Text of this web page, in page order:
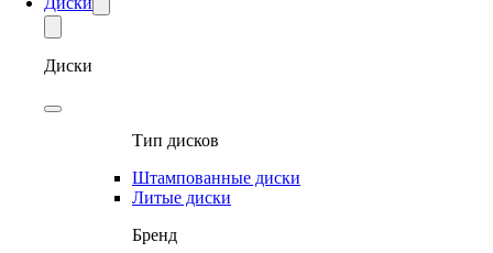
Диски
Тип дисков
Штампованные диски
Литые диски
Бренд